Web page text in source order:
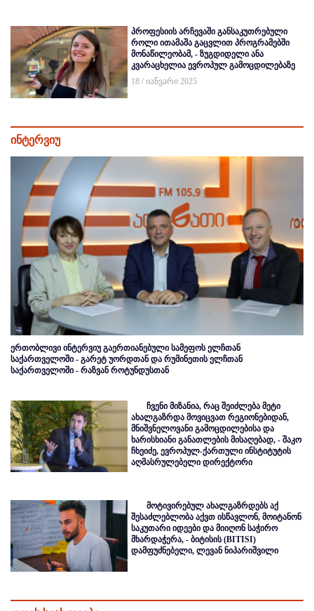
პროფესიის არჩევაში განსაკუთრებული
როლი ითამაშა გაცვლით პროგრამებში
მონაწილეობამ, - ზუგდიდელი ანა
კვარაცხელია ევროპულ გამოცდილებაზე
18 / იანვარი 2025
ინტერვიუ
ერთობლივი ინტერვიუ გაერთიანებული სამეფოს ელჩთან
საქართველოში - გარეტ უორდთან და რუმინეთის ელჩთან
საქართველოში - რაზვან როტუნდუსთან
ჩვენი მიზანია, რაც შეიძლება მეტი
ახალგაზრდა მოვიცვათ რეგიონებიდან,
მნიშვნელოვანი გამოცდილებისა და
ხარისხიანი განათლების მისაღებად, - შაკო
ჩხეიძე, ევროპულ-ქართული ინსტიტუტის
აღმასრულებელი დირექტორი
მოტივირებულ ახალგაზრდებს აქ
შესაძლებლობა აქვთ ისწავლონ, მოიტანონ
საკუთარი იდეები და მიიღონ საჭირო
მხარდაჭერა, - ბიტისის (BITISI)
დამფუძნებელი, ლევან ნიპარიშვილი